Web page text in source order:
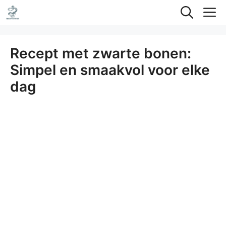
Ga
naar
inhoud
Recept met zwarte bonen:
Simpel en smaakvol voor elke
dag